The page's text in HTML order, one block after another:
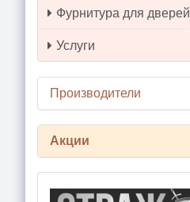
Фурнитура для дверей
Услуги
Производители
Акции